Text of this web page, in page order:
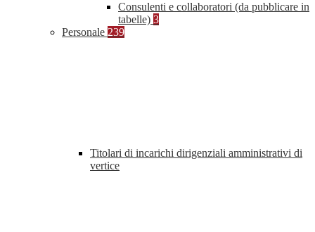
Consulenti e collaboratori (da pubblicare in
tabelle) 3
Personale 239
Titolari di incarichi dirigenziali amministrativi di
vertice